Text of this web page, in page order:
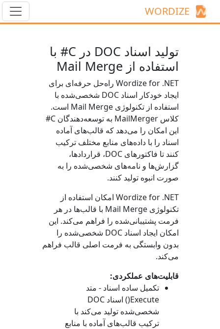
WORDIZE
تولید اسناد DOC در C# با
استفاده از Mail Merge
Wordize for .NET راه‌حل حرفه‌ای برای
ایجاد خودکار اسناد DOC شخصی‌شده با
استفاده از تکنولوژی Mail Merge است.
کلاس MailMerger
به توسعه‌دهندگان C#
این امکان را می‌دهد که قالب‌های آماده
اسناد را با داده‌های منابع مختلف ترکیب
کنند تا فاکتورهای DOC، قراردادها،
گزارش‌ها و نامه‌های شخصی‌شده را به
صورت انبوه تولید کنند.
Wordize for .NET امکان استفاده از
تکنولوژی Mail Merge با قالب‌ها در هر
فرمت پشتیبانی‌شده را فراهم می‌کند. این
امکان ایجاد اسناد DOC شخصی‌شده را
بدون وابستگی به فرمت اصلی قالب فراهم
می‌کند.
قابلیت‌های عملکردی:
تکمیل ساده اسناد - متد
Execute()
اسناد DOC
شخصی‌شده تولید می‌کند با
ترکیب قالب‌های آماده با منابع